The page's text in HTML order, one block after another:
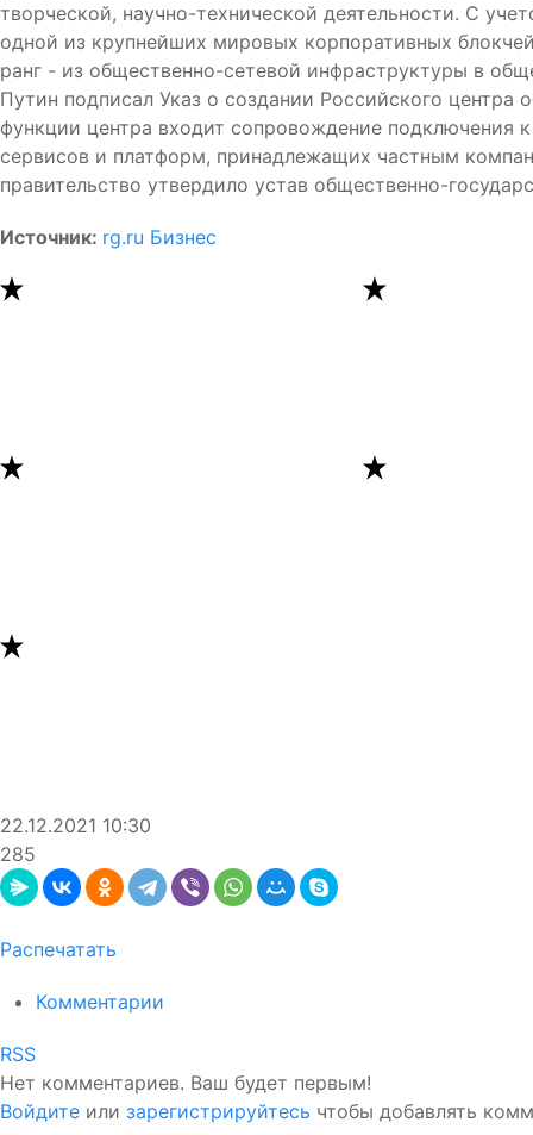
творческой, научно-технической деятельности. С
одной из крупнейших мировых корпоративных
ранг - из общественно-сетевой инфраструктуры в
Путин подписал Указ о создании Российского центра
функции центра входит сопровождение подключения
сервисов и платформ, принадлежащих частным
правительство утвердило устав общественно-
Источник: rg.ru Бизнес
22.12.2021 10:30
285
Распечатать
Комментарии
RSS
Нет комментариев. Ваш будет первым!
Войдите или зарегистрируйтесь чтобы добавлять